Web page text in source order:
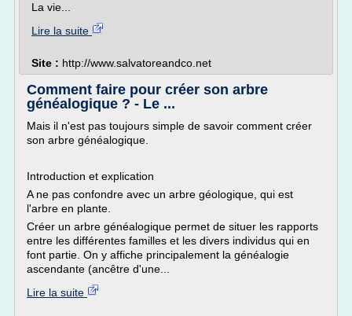
La vie...
Lire la suite
Site : http://www.salvatoreandco.net
Comment faire pour créer son arbre
généalogique ? - Le ...
Mais il n'est pas toujours simple de savoir comment créer
son arbre généalogique.
Introduction et explication
A ne pas confondre avec un arbre géologique, qui est
l'arbre en plante.
Créer un arbre généalogique permet de situer les rapports
entre les différentes familles et les divers individus qui en
font partie. On y affiche principalement la généalogie
ascendante (ancêtre d'une...
Lire la suite